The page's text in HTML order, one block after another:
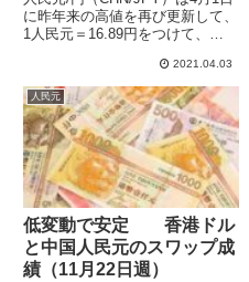
に昨年来の高値を再び更新して、
1人民元＝16.89円をつけて、
の7月の高値にも達しほぼ並んで
います。保有中の高金利６通貨の
中では変動が比較的小さい点はス
ワップ運用向...
2021.04.03
人民元
低変動で安定 香港ドル
と中国人民元のスワップ成
績（11月22日週）